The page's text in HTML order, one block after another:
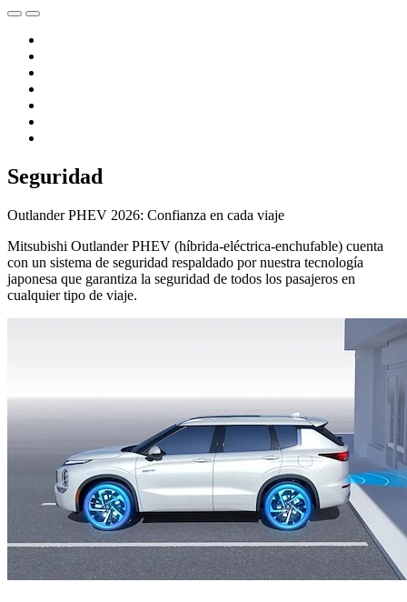
Seguridad
Outlander PHEV 2026: Confianza en cada viaje
Mitsubishi Outlander PHEV (híbrida-eléctrica-enchufable) cuenta
con un sistema de seguridad respaldado por nuestra tecnología
japonesa que garantiza la seguridad de todos los pasajeros en
cualquier tipo de viaje.